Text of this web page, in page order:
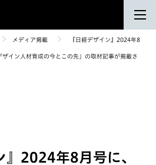
メディア掲載 『日経デザイン』2024年8
イン人材育成の今とこの先」の取材記事が掲載さ
』2024年8月号に、